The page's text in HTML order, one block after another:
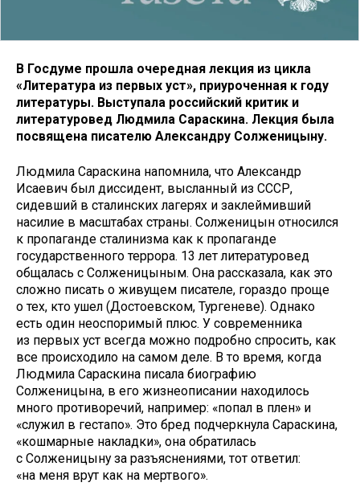
В Госдуме прошла очередная лекция из цикла
«Литература из первых уст», приуроченная к году
литературы. Выступала российский критик и
литературовед Людмила Сараскина. Лекция была
посвящена писателю Александру Солженицыну.
Людмила Сараскина напомнила, что Александр
Исаевич был диссидент, высланный из СССР,
сидевший в сталинских лагерях и заклеймивший
насилие в масштабах страны. Солженицын относился
к пропаганде сталинизма как к пропаганде
государственного террора. 13 лет литературовед
общалась с Солженицыным. Она рассказала, как это
сложно писать о живущем писателе, гораздо проще
о тех, кто ушел (Достоевском, Тургеневе). Однако
есть один неоспоримый плюс. У современника
из первых уст всегда можно подробно спросить, как
все происходило на самом деле. В то время, когда
Людмила Сараскина писала биографию
Солженицына, в его жизнеописании находилось
много противоречий, например: «попал в плен» и
«служил в гестапо». Это бред подчеркнула Сараскина,
«кошмарные накладки», она обратилась
с Солженицыну за разъяснениями, тот ответил:
«на меня врут как на мертвого».